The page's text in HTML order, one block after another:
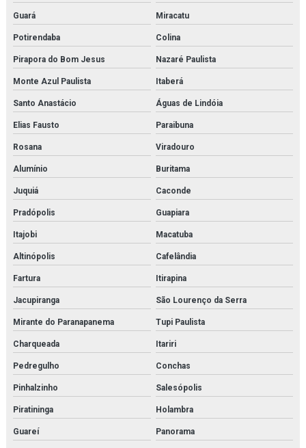
Guará Miracatu
Potirendaba Colina
Pirapora do Bom Jesus Nazaré Paulista
Monte Azul Paulista Itaberá
Santo Anastácio Águas de Lindóia
Elias Fausto Paraibuna
Rosana Viradouro
Alumínio Buritama
Juquiá Caconde
Pradópolis Guapiara
Itajobi Macatuba
Altinópolis Cafelândia
Fartura Itirapina
Jacupiranga São Lourenço da Serra
Mirante do Paranapanema Tupi Paulista
Charqueada Itariri
Pedregulho Conchas
Pinhalzinho Salesópolis
Piratininga Holambra
Guareí Panorama